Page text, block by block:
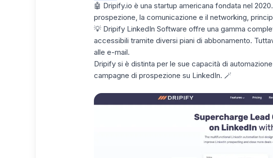
🤖 Dripify.io è una startup americana fondata nel
prospezione , la comunicazione e il networking,
💡 Dripify LinkedIn Software offre una gamma
accessibili tramite diversi piani di abbonamento.
alle e-mail.
Dripify si è distinta per le sue capacità di
campagne di prospezione su LinkedIn. 🪄